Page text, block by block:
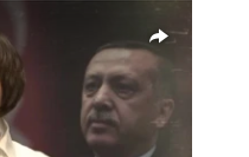
available